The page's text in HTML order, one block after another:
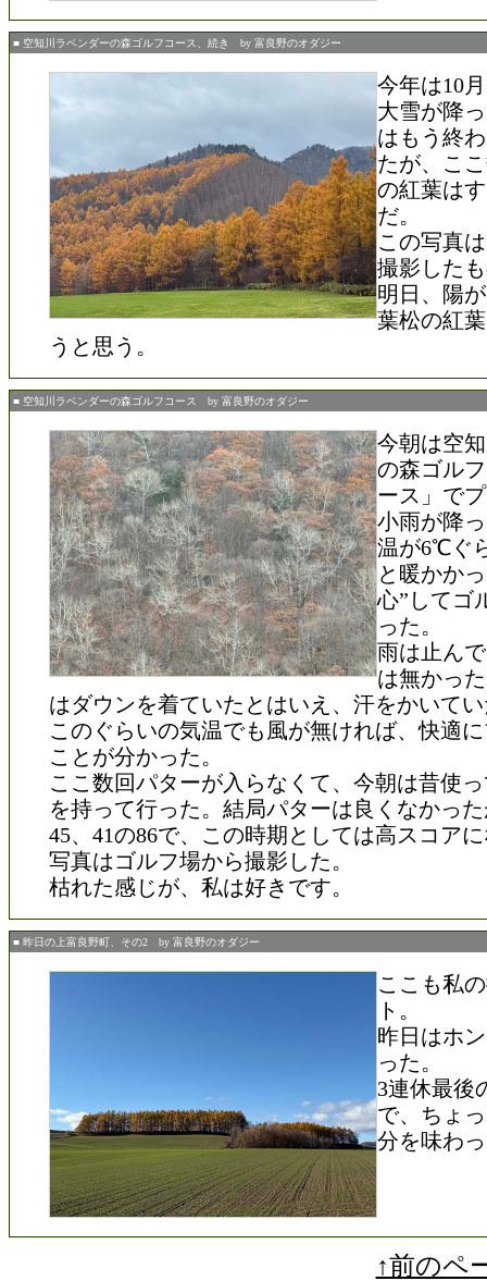
■ 空知川ラベンダーの森ゴルフコース、続き by 富良野のオダジー
今年は10
大雪が降
はもう終
たが、こ
の紅葉は
だ。
この写真
撮影した
明日、陽
葉松の紅
うと思う。
■ 空知川ラベンダーの森ゴルフコース by 富良野のオダジー
今朝は空
の森ゴル
ース」で
小雨が降
温が6℃ぐ
と暖かか
心”してゴ
った。
雨は止ん
は無かっ
はダウンを着ていたとはいえ、汗をかいて
このぐらいの気温でも風が無ければ、快適
ことが分かった。
ここ数回パターが入らなくて、今朝は昔使
を持って行った。結局パターは良くなかっ
45、41の86で、この時期としては高スコア
写真はゴルフ場から撮影した。
枯れた感じが、私は好きです。
■ 昨日の上富良野町、その2 by 富良野のオダジー
ここも私
ト。
昨日はホ
った。
3連休最後
で、ちょ
分を味わ
↑前のペ